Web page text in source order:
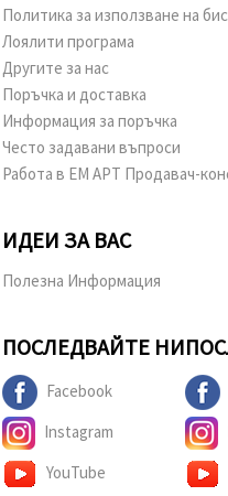
Политика за използване на
Лоялити програма
Другите за нас
Поръчка и доставка
Информация за поръчка
Често задавани въпроси
Работа в ЕМ АРТ Продавач-
ИДЕИ ЗА ВАС
Полезна Информация
ПОСЛЕДВАЙТЕ НИ
Facebook
Instagram
YouTube